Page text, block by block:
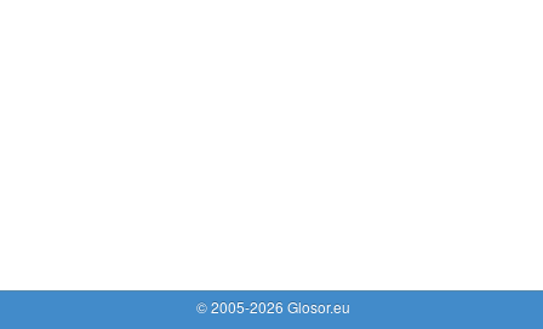
© 2005-2026 Glosor.eu